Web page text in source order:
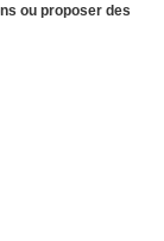
ou proposer des